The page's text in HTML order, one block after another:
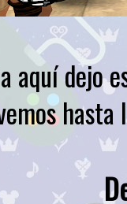
aquí dejo